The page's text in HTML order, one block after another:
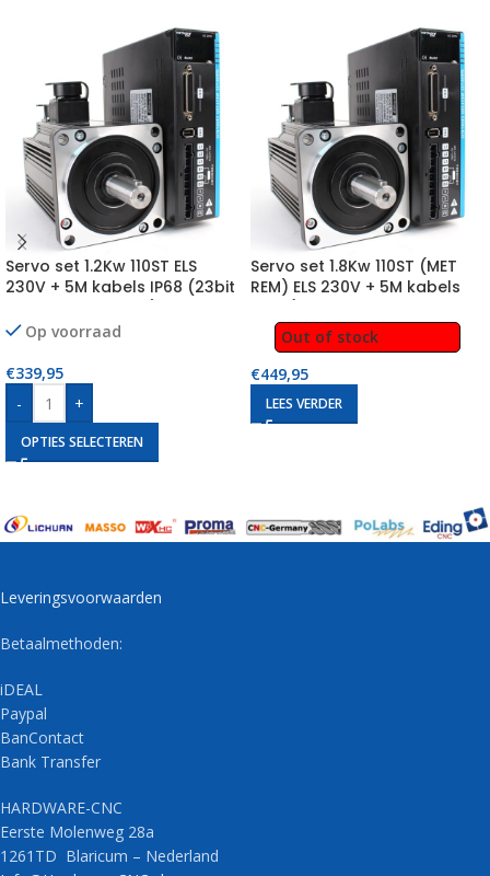
Servo set 1.2Kw 110ST ELS
230V + 5M kabels IP68 (23bit
Op voorraad
€339,95
-
+
OPTIES SELECTEREN
Servo set 1.8Kw 110ST (MET
REM) ELS 230V + 5M kabels
encoder)
Out of stock
€449,95
LEES VERDER
Leveringsvoorwaarden
Betaalmethoden:
iDEAL
Paypal
BanContact
Bank Transfer
HARDWARE-CNC
Eerste Molenweg 28a
1261TD Blaricum – Nederland